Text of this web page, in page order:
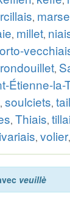
,
, millet,
rondouillet,
Étienne-la-
, soulciets,
, Thiais,
, volier,
veuillè